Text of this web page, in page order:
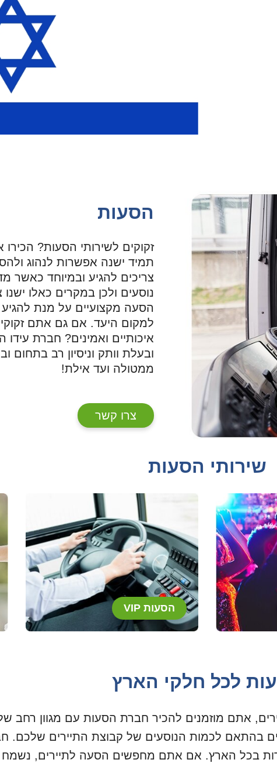
הסעות
זקוקים לשירותי הסעות?
תמיד ישנה אפשרות לנהוג
צריכים להגיע ובמיוחד כאשר
נוסעים ולכן במקרים כאלו
הסעה מקצועיים על מנת להגיע
למקום היעד. אם גם אתם
איכותיים ואמינים? חברת
ובעלת וותק וניסיון רב בתחום
ממטולה ועד אילת!
צרו קשר
שירותי הסעות
הסעות VIP
לכל חלקי הארץ
אתם מוזמנים להכיר חברת הסעות עם מגוון רחב
בהתאם לכמות הנוסעים של קבוצת התיירים שלכם.
בכל הארץ. אם אתם מחפשים הסעה לתיירים,